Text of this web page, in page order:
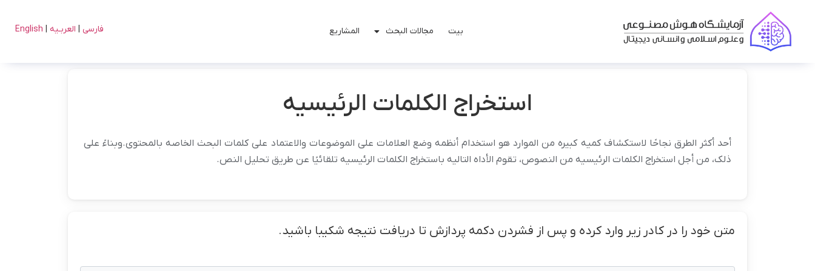
بیت مجالات البحث المشاریع فارسی | العربـیه |
English
استخراج الکلمات الرئیسیه
أحد أکثر الطرق نجاحًا لاستکشاف کمیه کبیره من الموارد هو استخدام أنظمه وضع العلامات على الموضوعات والاعتماد على کلمات البحث الخاصه بالمحتوى.وبناءً على
ذلک، من أجل استخراج الکلمات الرئیسیه من النصوص، تقوم الأداه التالیه باستخراج الکلمات الرئیسیه تلقائیًا عن طریق تحلیل النص.
متن خود را در کادر زیر وارد کرده و پس از فشردن دکمه پردازش تا دریافت نتیجه شکیبا باشید.